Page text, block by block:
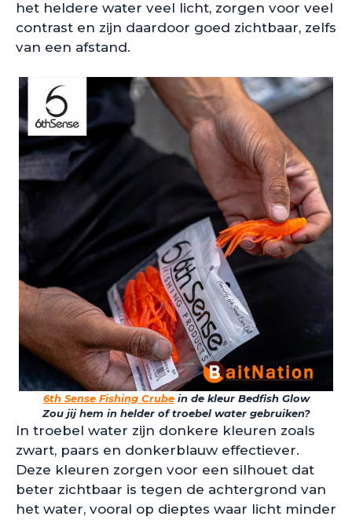
het heldere water veel licht, zorgen voor veel
contrast en zijn daardoor goed zichtbaar, zelfs
van een afstand.
6th Sense Fishing Crubein de kleur Bedfish Glow
Zou jij hem in helder of troebel water gebruiken?
In troebel water zijn donkere kleuren zoals
zwart, paars en donkerblauw effectiever.
Deze kleuren zorgen voor een silhouet dat
beter zichtbaar is tegen de achtergrond van
het water, vooral op dieptes waar licht minder